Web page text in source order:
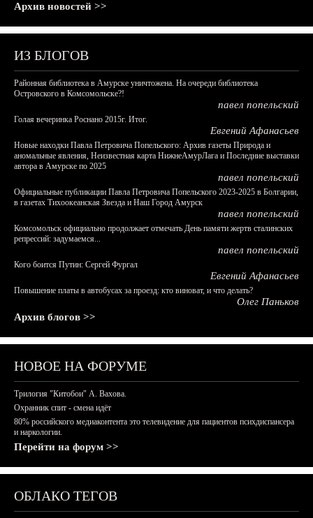
Архив новостей >>
ИЗ БЛОГОВ
Районная библиотека в Амурске уничтожена. На очереди библиотека
Островского в Комсомольске?!
павел попельский
Голая вечеринка Роснано 2015г. Итог.
Евгений Афанасьев
Новые находки Павла Петровича Попельского: Архив газеты Природа и
аномальные явления, Неизвестная карта НижнеАмурЛага и Последние выставки
автора в Амурске по 2025
павел попельский
Официальные публикации Павла Петровича Попельского 2023-2025 в Болгарии,
в газетах Тихоокеанская Звезда и Наш Город Амурск
павел попельский
Комсомольск официально продолжает отмечать День памяти жертв сталинских
репрессий: задумаемся...
павел попельский
Кого боится Путин: Сергей Фургал
Евгений Афанасьев
Повышение платы в автобусах за проезд: кто виноват, и что делать?
Олег Паньков
Архив блогов >>
НОВОЕ НА ФОРУМЕ
Трилогия "Китобои" А. Вахова.
Охранник спит - смена идёт
80% российского медиаконтента это телевидение для пациентов психдиспансера
и наркологии.
Перейти на форум >>
ОБЛАКО ТЕГОВ